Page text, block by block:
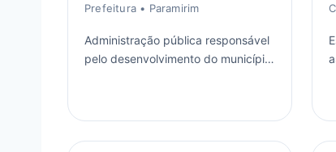
Prefeitura • Paramirim
Administração pública responsável
pelo desenvolvimento do município